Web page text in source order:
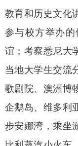
教育和历史文化
参与校方举办
谊；考察悉尼大
当地大学生交流
歌剧院、澳洲博
企鹅岛、维多利
步安娜湾，乘坐